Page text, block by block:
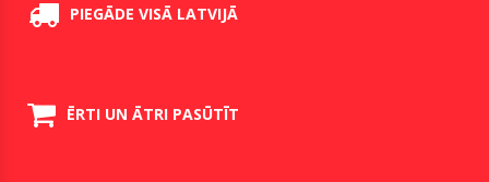
PIEGĀDE VISĀ LATVIJĀ
ĒRTI UN ĀTRI PASŪTĪT